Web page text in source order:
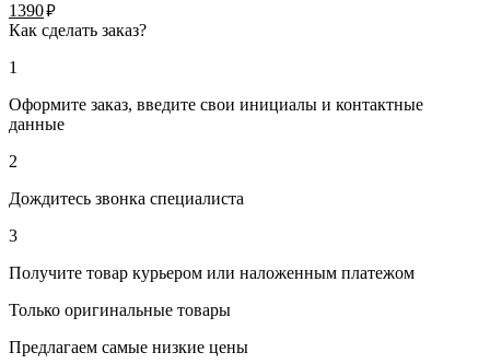
1390руб.
Как сделать заказ?
1
Оформите заказ, введите свои инициалы и контактные
данные
2
Дождитесь звонка специалиста
3
Получите товар курьером или наложенным платежом
Только оригинальные товары
Предлагаем самые низкие цены